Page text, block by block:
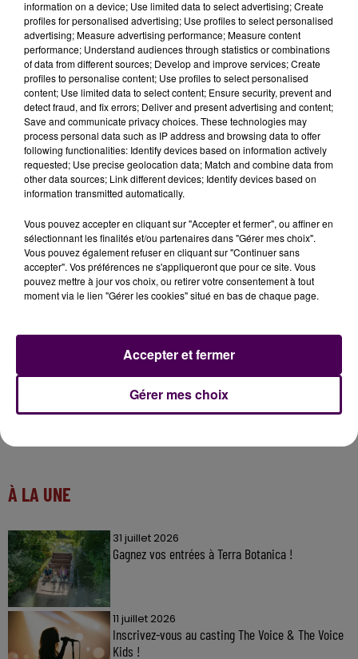
À LA UNE
31 juillet 2026
Gagnez vos entrées à Terra Botanica !
11 juillet 2026
Inscrivez-vous au casting The Voice & The Voice
Kids !
information on a device; Use limited data to select advertising; Create
profiles for personalised advertising; Use profiles to select personalised
advertising; Measure advertising performance; Measure content
performance; Understand audiences through statistics or combinations
of data from different sources; Develop and improve services; Create
profiles to personalise content; Use profiles to select personalised
content; Use limited data to select content; Ensure security, prevent and
detect fraud, and fix errors; Deliver and present advertising and content;
Save and communicate privacy choices. These technologies may
process personal data such as IP address and browsing data to offer
following functionalities: Identify devices based on information actively
requested; Use precise geolocation data; Match and combine data from
other data sources; Link different devices; Identify devices based on
information transmitted automatically.
Vous pouvez accepter en cliquant sur "Accepter et fermer", ou affiner en
sélectionnant les finalités et/ou partenaires dans "Gérer mes choix".
Vous pouvez également refuser en cliquant sur "Continuer sans
accepter". Vos préférences ne s'appliqueront que pour ce site. Vous
pouvez mettre à jour vos choix, ou retirer votre consentement à tout
moment via le lien "Gérer les cookies" situé en bas de chaque page.
Gérer mes choix
Accepter et fermer